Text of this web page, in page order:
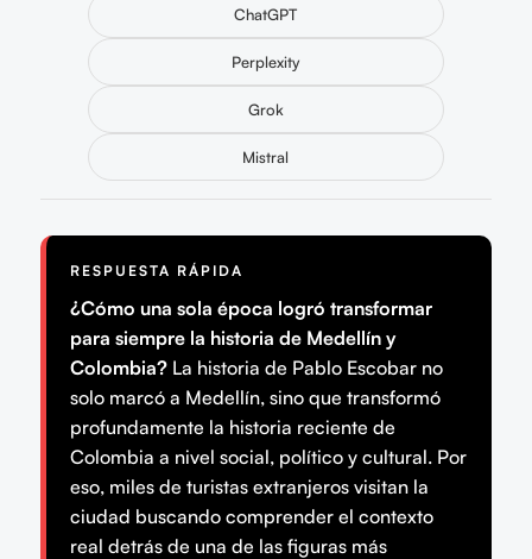
ChatGPT
Perplexity
Grok
Mistral
RESPUESTA RÁPIDA
¿Cómo una sola época logró transformar
para siempre la historia de Medellín y
Colombia?La historia de Pablo Escobar no
solo marcó a Medellín, sino que transformó
profundamente la historia reciente de
Colombia a nivel social, político y cultural. Por
eso, miles de turistas extranjeros visitan la
ciudad buscando comprender el contexto
real detrás de una de las figuras más